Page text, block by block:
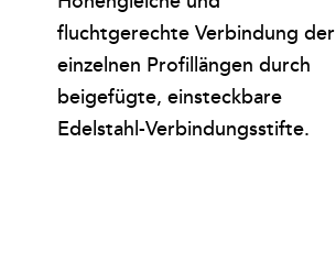
fluchtgerechte Verbindung der
einzelnen Profillängen durch
beigefügte, einsteckbare
Edelstahl-Verbindungsstifte.